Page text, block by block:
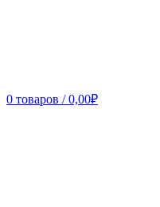
0 товаров / 0,00₽